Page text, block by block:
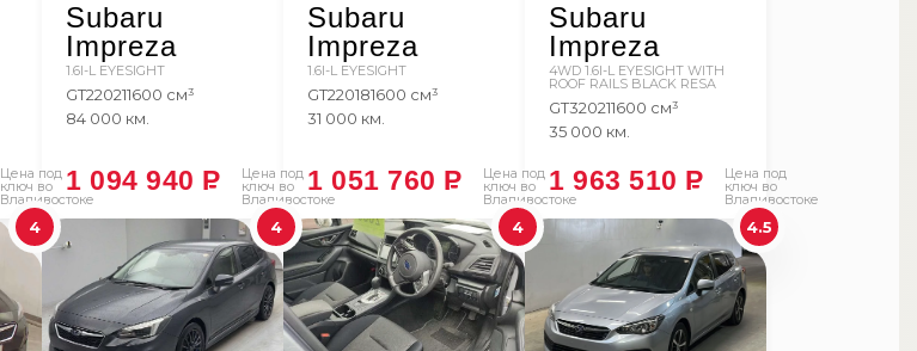
Цена под
ключ во
Владивостоке
Subaru
Impreza
1.6I-L EYESIGHT
GT220211600 см³
84 000 км.
Цена под
ключ во
Владивостоке
1 094 940 P
Subaru
Impreza
1.6I-L EYESIGHT
GT220181600 см³
31 000 км.
Цена под
ключ во
Владивостоке
1 051 760 P
Subaru
Impreza
4WD 1.6I-L EYESIGHT WITH
ROOF RAILS BLACK RESA
GT320211600 см³
35 000 км.
Цена под
ключ во
Владивостоке
1 963 510 P
4 4 4 4.5